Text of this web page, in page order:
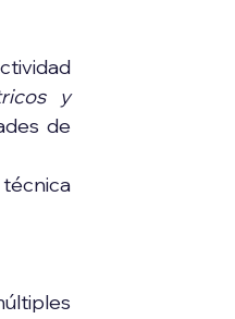
y
de
técnica